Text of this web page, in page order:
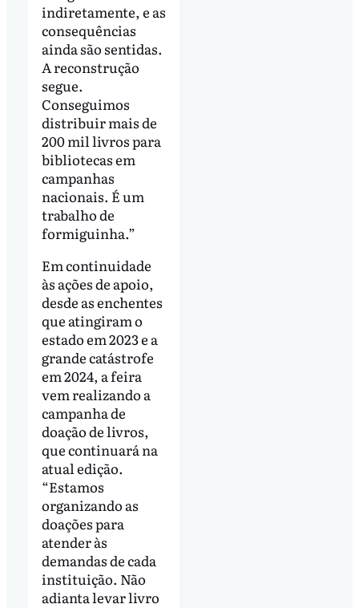
indiretamente, e as
consequências
ainda são sentidas.
A reconstrução
segue.
Conseguimos
distribuir mais de
200 mil livros para
bibliotecas em
campanhas
nacionais. É um
trabalho de
formiguinha.”
Em continuidade
às ações de apoio,
desde as enchentes
que atingiram o
estado em 2023 e a
grande catástrofe
em 2024, a feira
vem realizando a
campanha de
doação de livros,
que continuará na
atual edição.
“Estamos
organizando as
doações para
atender às
demandas de cada
instituição. Não
adianta levar livro